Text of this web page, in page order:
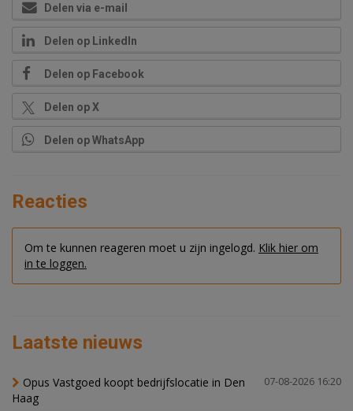
Delen via e-mail
Delen op LinkedIn
Delen op Facebook
Delen op X
Delen op WhatsApp
Reacties
Om te kunnen reageren moet u zijn ingelogd. Klik hier om
in te loggen.
Laatste nieuws
07-08-2026 16:20
Opus Vastgoed koopt bedrijfslocatie in Den
Haag